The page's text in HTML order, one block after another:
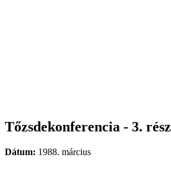
Tőzsdekonferencia - 3. rész
Dátum: 1988. március